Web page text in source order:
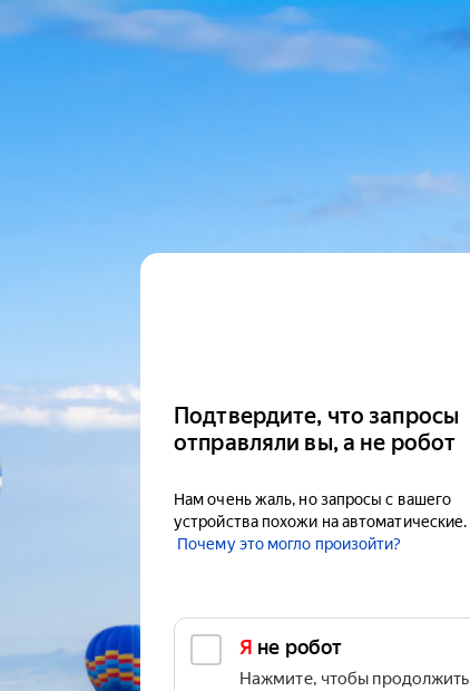
Подтвердите, что запросы
отправляли вы, а не робот
Нам очень жаль, но запросы с вашего
устройства похожи на автоматические.
Почему это могло произойти?
Я не робот
Нажмите, чтобы продолжить